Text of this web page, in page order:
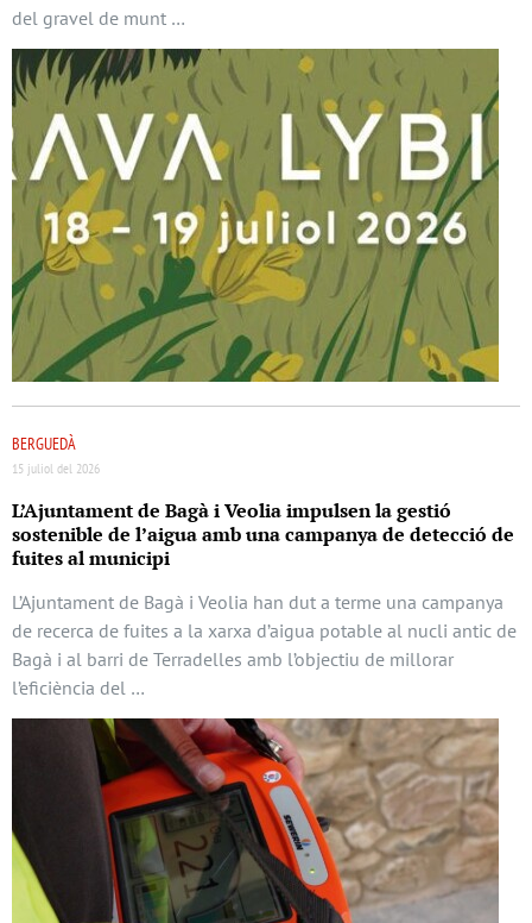
del gravel de munt …
BERGUEDÀ
15 juliol del 2026
L’Ajuntament de Bagà i Veolia impulsen la gestió
sostenible de l’aigua amb una campanya de detecció de
fuites al municipi
L’Ajuntament de Bagà i Veolia han dut a terme una campanya
de recerca de fuites a la xarxa d’aigua potable al nucli antic de
Bagà i al barri de Terradelles amb l’objectiu de millorar
l’eficiència del …